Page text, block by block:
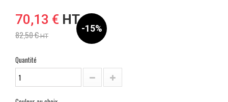
70,13 € HT
82,50 €HT
-15%
Quantité